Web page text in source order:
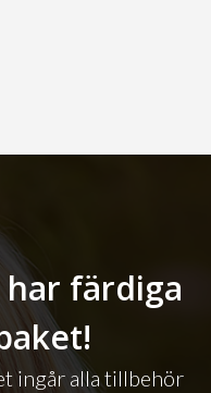
har färdiga
ingår alla tillbehör